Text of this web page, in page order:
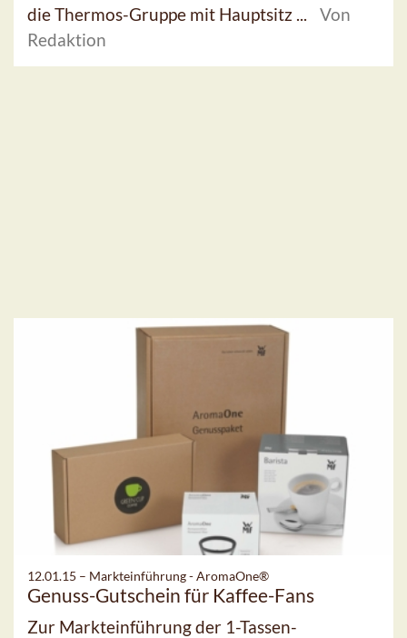
die Thermos-Gruppe mit Hauptsitz ...
Von
Redaktion
12.01.15 – Markteinführung - AromaOne®
Genuss-Gutschein für Kaffee-Fans
Zur Markteinführung der 1-Tassen-